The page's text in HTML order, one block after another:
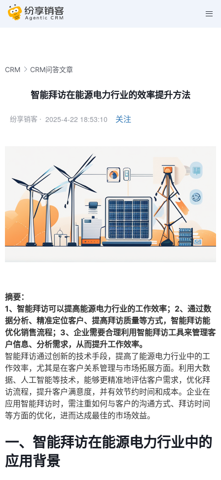
CRM CRM问答文章
智能拜访在能源电力行业的效率提升方法
纷享销客 · 2025-4-22 18:53:10 关注
摘要：
1、智能拜访可以提高能源电力行业的工作效率；2、通过数
据分析、精准定位客户、提高拜访质量等方式，智能拜访能
优化销售流程；3、企业需要合理利用智能拜访工具来管理客
户信息、分析需求，从而提升工作效率。
智能拜访通过创新的技术手段，提高了能源电力行业中的工
作效率，尤其是在客户关系管理与市场拓展方面。利用大数
据、人工智能等技术，能够更精准地评估客户需求，优化拜
访流程，提升客户满意度，并有效节约时间和成本。企业在
应用智能拜访时，需注重如何与客户的沟通方式、拜访时间
等方面的优化，进而达成最佳的市场效益。
一、智能拜访在能源电力行业中的
应用背景